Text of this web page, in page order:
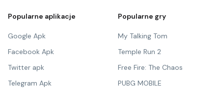
Popularne aplikacje
Google Apk
Facebook Apk
Twitter apk
Telegram Apk
Popularne gry
My Talking Tom
Temple Run 2
Free Fire: The Chaos
PUBG MOBILE